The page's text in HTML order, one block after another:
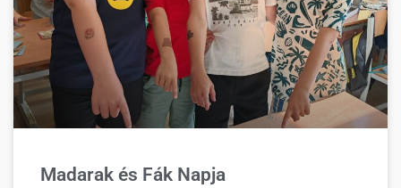
Madarak és Fák Napja